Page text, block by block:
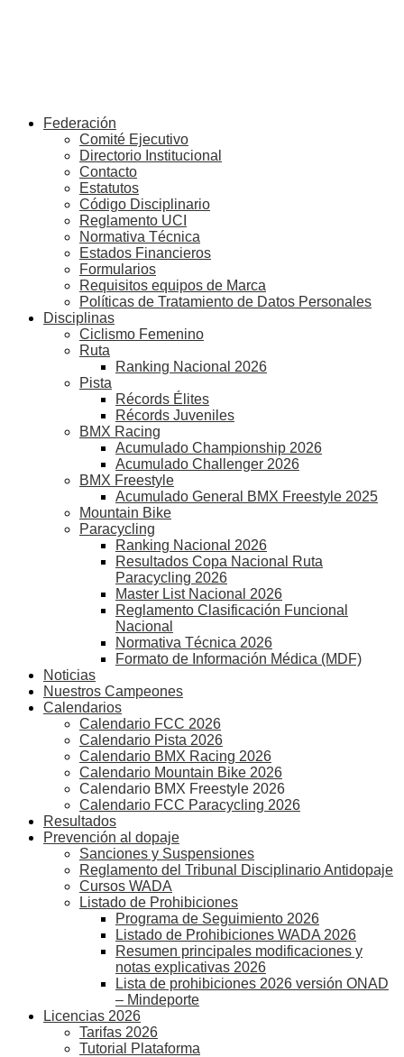
Federación
Comité Ejecutivo
Directorio Institucional
Contacto
Estatutos
Código Disciplinario
Reglamento UCI
Normativa Técnica
Estados Financieros
Formularios
Requisitos equipos de Marca
Políticas de Tratamiento de Datos Personales
Disciplinas
Ciclismo Femenino
Ruta
Ranking Nacional 2026
Pista
Récords Élites
Récords Juveniles
BMX Racing
Acumulado Championship 2026
Acumulado Challenger 2026
BMX Freestyle
Acumulado General BMX Freestyle 2025
Mountain Bike
Paracycling
Ranking Nacional 2026
Resultados Copa Nacional Ruta
Paracycling 2026
Master List Nacional 2026
Reglamento Clasificación Funcional
Nacional
Normativa Técnica 2026
Formato de Información Médica (MDF)
Noticias
Nuestros Campeones
Calendarios
Calendario FCC 2026
Calendario Pista 2026
Calendario BMX Racing 2026
Calendario Mountain Bike 2026
Calendario BMX Freestyle 2026
Calendario FCC Paracycling 2026
Resultados
Prevención al dopaje
Sanciones y Suspensiones
Reglamento del Tribunal Disciplinario Antidopaje
Cursos WADA
Listado de Prohibiciones
Programa de Seguimiento 2026
Listado de Prohibiciones WADA 2026
Resumen principales modificaciones y
notas explicativas 2026
Lista de prohibiciones 2026 versión ONAD
– Mindeporte
Licencias 2026
Tarifas 2026
Tutorial Plataforma